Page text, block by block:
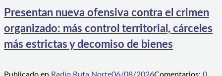
Presentan nueva ofensiva contra el crimen
organizado: más control territorial, cárceles
más estrictas y decomiso de bienes